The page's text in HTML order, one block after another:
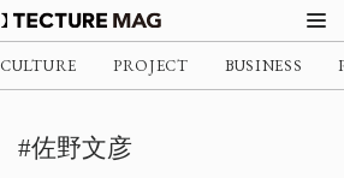
CULTURE PROJECT BUSINESS
#佐野文彦